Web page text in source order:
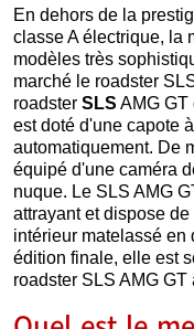
En dehors de la
classe A électrique, la
modèles très
marché le roadster
roadster SLS AMG GT
est doté d'une capote
automatiquement. De
équipé d'une caméra
nuque. Le SLS AMG
attrayant et dispose
intérieur matelassé en
édition finale, elle est
roadster SLS AMG GT